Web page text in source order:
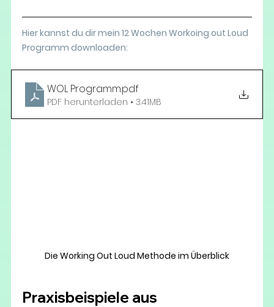
Hier kannst du dir mein 12 Wochen Workoing out Loud
Programm downloaden:
WOL Programm.pdf
PDF herunterladen • 3.41MB
Die Working Out Loud Methode im Überblick
Praxisbeispiele aus